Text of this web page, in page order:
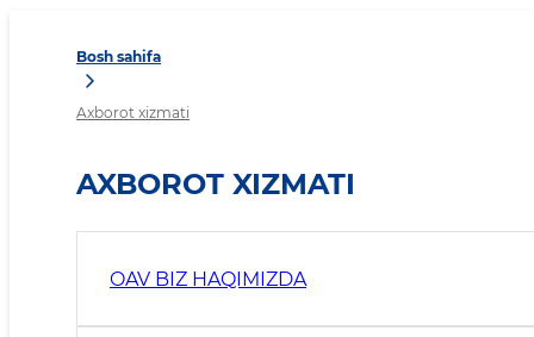
Bosh sahifa
Axborot xizmati
AXBOROT XIZMATI
OAV BIZ HAQIMIZDA